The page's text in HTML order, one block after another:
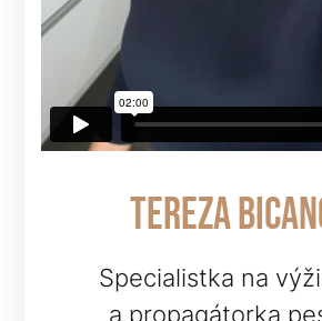
tereza
Specialistka na
a propagátorka